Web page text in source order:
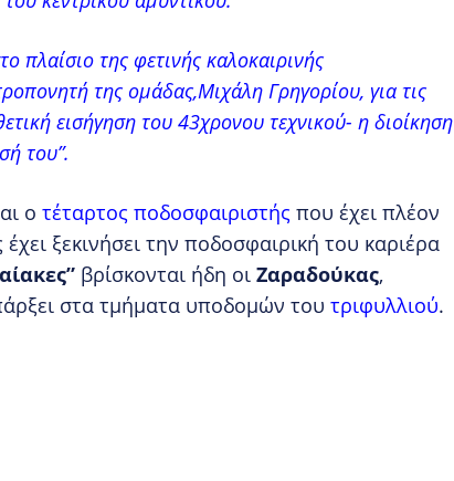
πλαίσιο της φετινής καλοκαιρινής
της ομάδας,Μιχάλη Γρηγορίου, για τις
εισήγηση του 43χρονου τεχνικού- η διοίκηση
του”.
ο τέταρτος ποδοσφαιριστής που έχει πλέον
έχει ξεκινήσει την ποδοσφαιρική του καριέρα
βρίσκονται ήδη οι Ζαραδούκας,
στα τμήματα υποδομών του τριφυλλιού.